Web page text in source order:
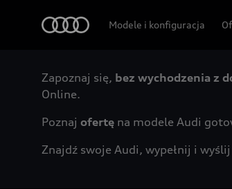
Modele i konfiguracja
Zapoznaj się, bez wychodzenia z
Online.
Poznaj ofertę na modele Audi
Znajdź swoje Audi, wypełnij i